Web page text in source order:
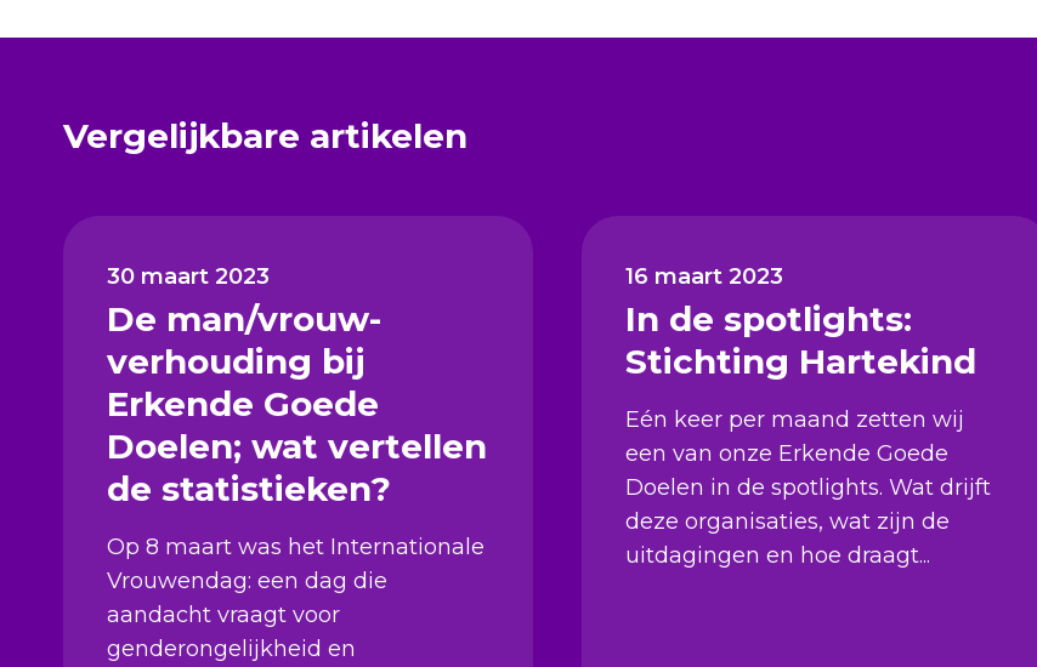
Vergelijkbare artikelen
30 maart 2023
De man/vrouw-
verhouding bij
Erkende Goede
Doelen; wat vertellen
de statistieken?
Op 8 maart was het Internationale
Vrouwendag: een dag die
aandacht vraagt voor
genderongelijkheid en
16 maart 2023
In de spotlights:
Stichting Hartekind
Eén keer per maand zetten wij
een van onze Erkende Goede
Doelen in de spotlights. Wat drijft
deze organisaties, wat zijn de
uitdagingen en hoe draagt...